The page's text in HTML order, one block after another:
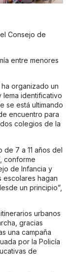
Consejo de
entre menores
ha organizado un
identificativo
se está ultimando
encuentro para
colegios de la
de 7 a 11 años del
conforme
de Infancia y
escolares hagan
un principio”,
urbanos
gracias
una campaña
por la Policía
de